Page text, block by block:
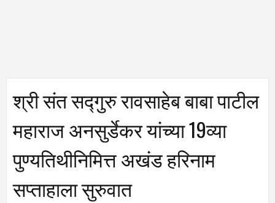
श्री संत सद्गुरु रावसाहेब बाबा पाटील
महाराज अनसुर्डेकर यांच्या 19व्या
पुण्यतिथीनिमित्त अखंड हरिनाम
सप्ताहाला सुरुवात